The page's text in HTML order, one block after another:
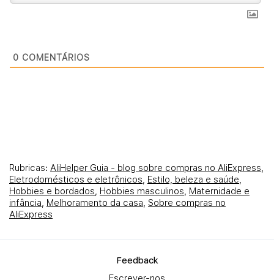
0 COMENTÁRIOS
Rubricas: AliHelper Guia - blog sobre compras no AliExpress,
Eletrodomésticos e eletrônicos, Estilo, beleza e saúde,
Hobbies e bordados, Hobbies masculinos, Maternidade e
infância, Melhoramento da casa, Sobre compras no
AliExpress
Fеedback